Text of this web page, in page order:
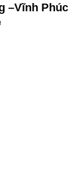
–Vĩnh Phúc